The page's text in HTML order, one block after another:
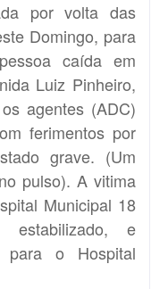
por volta das
Domingo, para
caída em
Luiz Pinheiro,
agentes (ADC)
ferimentos por
grave. (Um
pulso). A vitima
Municipal 18
e
para o Hospital